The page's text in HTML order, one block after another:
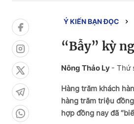
Ý KIẾN BẠN ĐỌC
“Bẫy” kỳ
Nông Thảo Ly - Thứ
Hàng trăm khách
hàng trăm triệu
hợp đồng nay đã